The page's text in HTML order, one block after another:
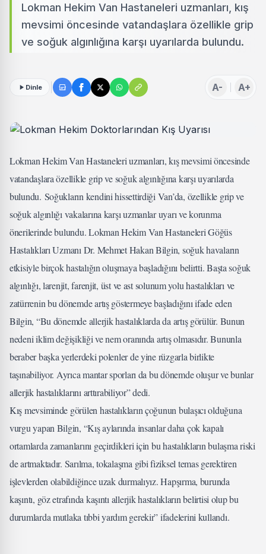
Lokman Hekim Van Hastaneleri uzmanları, kış
mevsimi öncesinde vatandaşlara özellikle grip
ve soğuk algınlığına karşı uyarılarda bulundu.
Dinle A- A+
Lokman Hekim Van Hastaneleri uzmanları, kış mevsimi öncesinde
vatandaşlara özellikle grip ve soğuk algınlığına karşı uyarılarda
bulundu. Soğukların kendini hissettirdiği Van’da, özellikle grip ve
soğuk algınlığı vakalarına karşı uzmanlar uyarı ve korunma
önerilerinde bulundu. Lokman Hekim Van Hastaneleri Göğüs
Hastalıkları Uzmanı Dr. Mehmet Hakan Bilgin, soğuk havaların
etkisiyle birçok hastalığın oluşmaya başladığını belirtti. Başta soğuk
algınlığı, larenjit, farenjit, üst ve ast solunum yolu hastalıkları ve
zatürrenin bu dönemde artış göstermeye başladığını ifade eden
Bilgin, “Bu dönemde allerjik hastalıklarda da artış görülür. Bunun
nedeni iklim değişikliği ve nem oranında artış olmasıdır. Bununla
beraber başka yerlerdeki polenler de yine rüzgarla birlikte
taşınabiliyor. Ayrıca mantar sporları da bu dönemde oluşur ve bunlar
allerjik hastalıklarını arttırabiliyor” dedi.
Kış mevsiminde görülen hastalıkların çoğunun bulaşıcı olduğuna
vurgu yapan Bilgin, “Kış aylarında insanlar daha çok kapalı
ortamlarda zamanlarını geçirdikleri için bu hastalıkların bulaşma riski
de artmaktadır. Sarılma, tokalaşma gibi fiziksel temas gerektiren
işlevlerden olabildiğince uzak durmalıyız. Hapşırma, burunda
kaşıntı, göz etrafında kaşıntı allerjik hastalıkların belirtisi olup bu
durumlarda mutlaka tıbbi yardım gerekir” ifadelerini kullandı.